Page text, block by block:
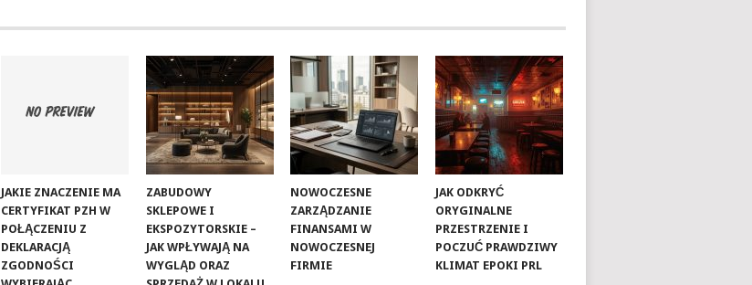
JAKIE ZNACZENIE MA
CERTYFIKAT PZH W
POŁĄCZENIU Z
DEKLARACJĄ
ZGODNOŚCI
ZABUDOWY
SKLEPOWE I
EKSPOZYTORSKIE –
JAK WPŁYWAJĄ NA
WYGLĄD ORAZ
NOWOCZESNE
ZARZĄDZANIE
FINANSAMI W
NOWOCZESNEJ
FIRMIE
JAK ODKRYĆ
ORYGINALNE
PRZESTRZENIE I
POCZUĆ PRAWDZIWY
KLIMAT EPOKI PRL